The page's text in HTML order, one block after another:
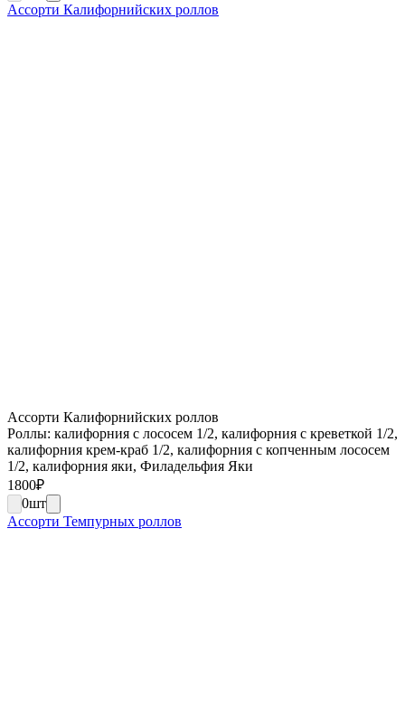
Ассорти Калифорнийских роллов
Ассорти Калифорнийских роллов
Роллы: калифорния с лососем 1/2, калифорния с креветкой 1/2,
калифорния крем-краб 1/2, калифорния с копченным лососем
1/2, калифорния яки, Филадельфия Яки
1800₽
0шт
Ассорти Темпурных роллов